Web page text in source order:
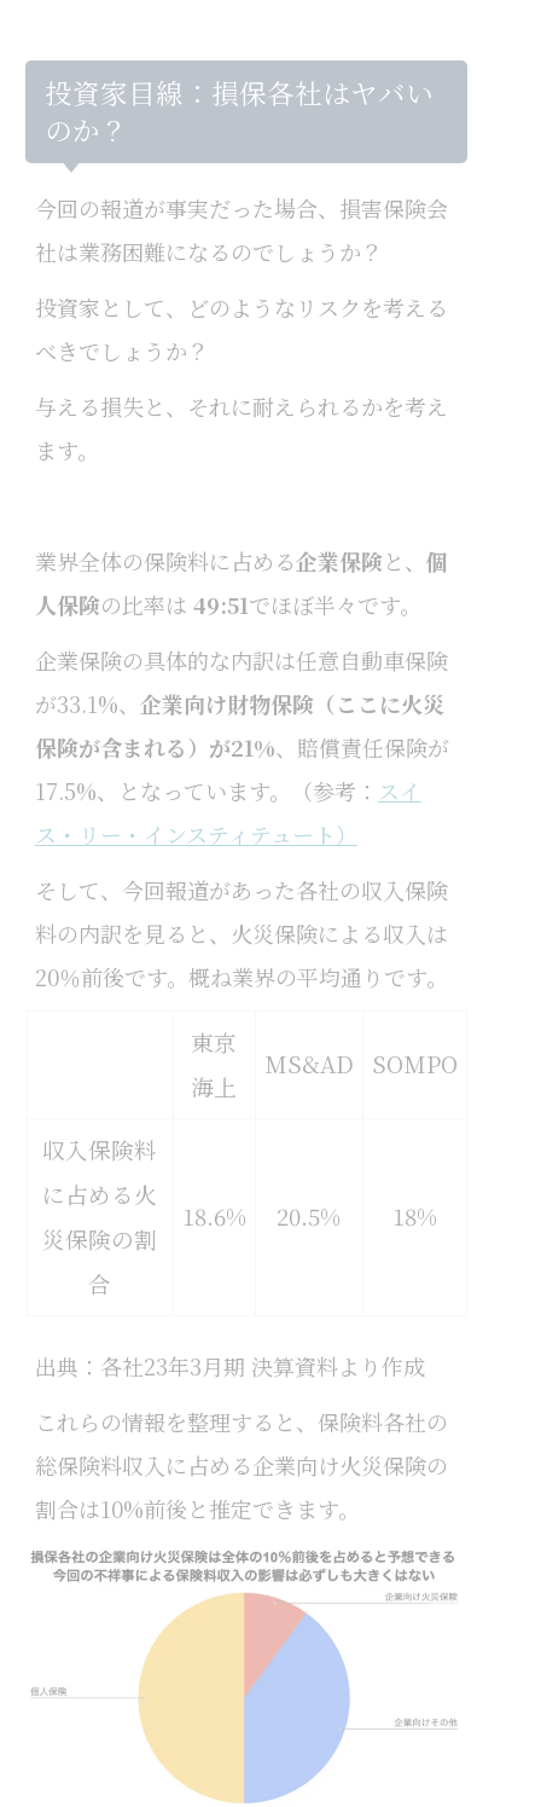
投資家目線：損保各社はヤバい
のか？
今回の報道が事実だった場合、損害保険会
社は業務困難になるのでしょうか？
投資家として、どのようなリスクを考える
べきでしょうか？
与える損失と、それに耐えられるかを考え
ます。
業界全体の保険料に占める企業保険と、 個
人保険の比率は 49:51でほぼ半々です。
企業保険の具体的な内訳は任意自動車保険
が33.1%、 企業向け財物保険（ここに火災
保険が含まれる）が21%、賠償責任保険が
17.5%、となっています。（参考： スイ
ス・リー・インスティテュート）
そして、今回報道があった各社の収入保険
料の内訳を見ると、火災保険による収入は
20％前後です。概ね業界の平均通りです。
東京
海上
MS&AD SOMPO
収入保険料
に占める火
災保険の割
合
18.6% 20.5% 18%
出典：各社23年3月期 決算資料より作成
これらの情報を整理すると、保険料各社の
総保険料収入に占める企業向け火災保険の
割合は10%前後と推定できます。